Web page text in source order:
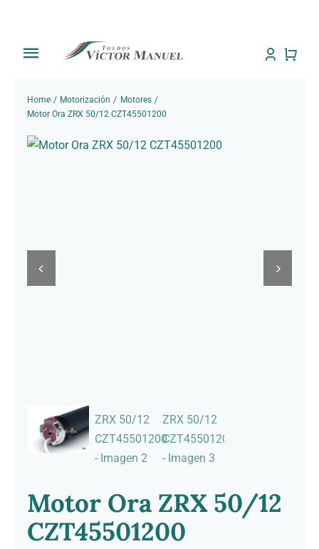
contenido
Toggle
Inicio
Tienda
Home Motorización
Motores
Motor Ora ZRX 50/12 CZT45501200
Motor Ora ZRX 50/12
CZT45501200